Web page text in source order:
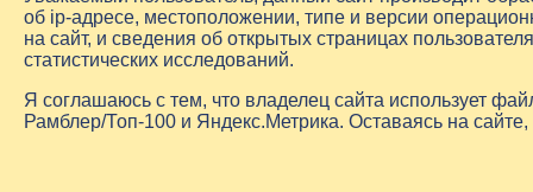
об ip-адресе, местоположении, типе и версии
на сайт, и сведения об открытых страницах
статистических исследований.
Я соглашаюсь с тем, что владелец сайта использует
Рамблер/Топ-100 и Яндекс.Метрика. Оставаясь на